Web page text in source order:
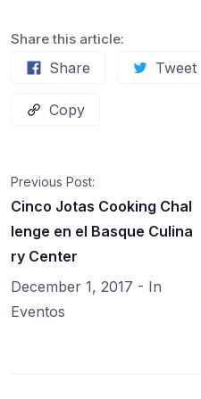
Share this article:
Share Tweet
Copy
Previous Post:
Cinco Jotas Cooking Chal
lenge en el Basque Culina
ry Center
December 1, 2017 - In
Eventos